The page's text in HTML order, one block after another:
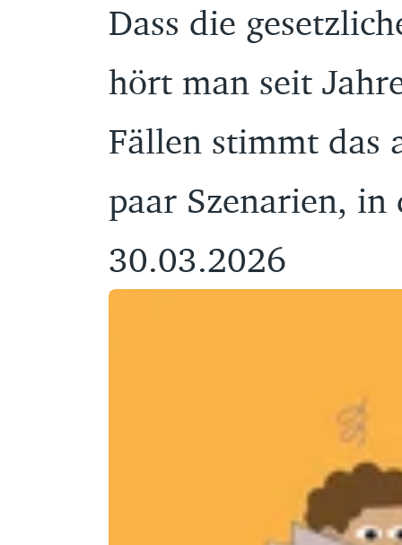
Dass die
hört man seit
Fällen stimmt das
paar Szenarien,
30.03.2026